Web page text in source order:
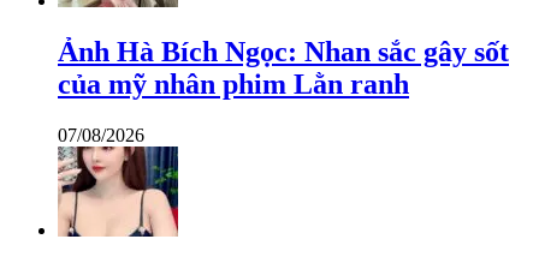
Ảnh Hà Bích Ngọc: Nhan sắc gây sốt
của mỹ nhân phim Lằn ranh
07/08/2026